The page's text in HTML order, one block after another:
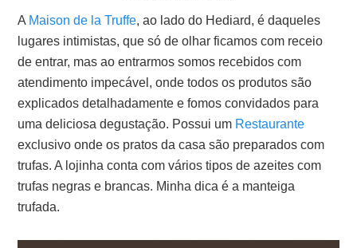
A Maison de la Truffe, ao lado do Hediard, é daqueles
lugares intimistas, que só de olhar ficamos com receio
de entrar, mas ao entrarmos somos recebidos com
atendimento impecável, onde todos os produtos são
explicados detalhadamente e fomos convidados para
uma deliciosa degustação. Possui um Restaurante
exclusivo onde os pratos da casa são preparados com
trufas. A lojinha conta com vários tipos de azeites com
trufas negras e brancas. Minha dica é a manteiga
trufada.